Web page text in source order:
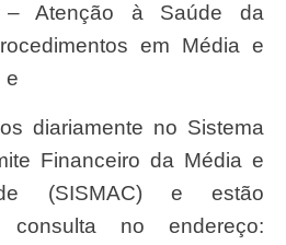
– Atenção à Saúde da
em Média e
e
Financeiro da Média e
(SISMAC) e estão
consulta no endereço: